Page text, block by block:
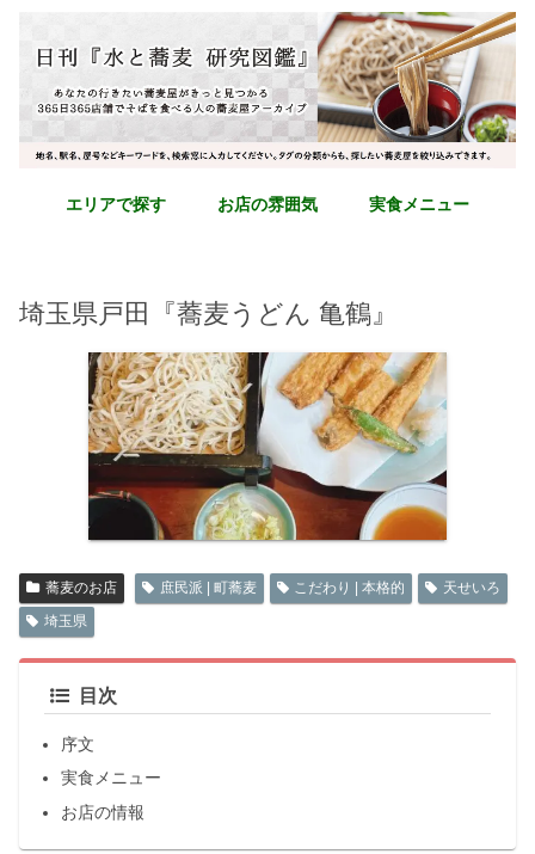
エリアで探す お店の雰囲気 実食メニュー
埼玉県戸田『蕎麦うどん 亀鶴』
蕎麦のお店 庶民派 | 町蕎麦 こだわり | 本格的
天せいろ
埼玉県
目次
序文
実食メニュー
お店の情報